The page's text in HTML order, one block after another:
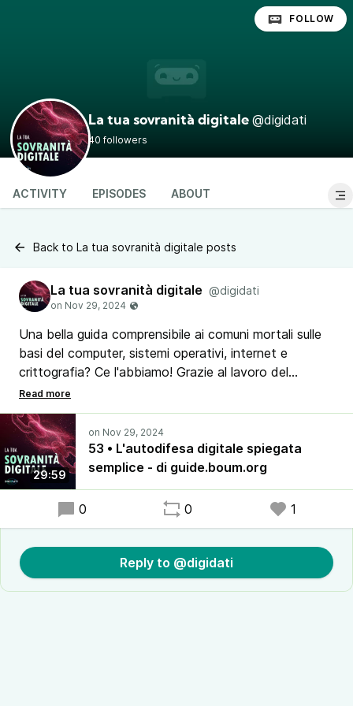
La tua sovranità digitale @digidati
40 followers
FOLLOW
ACTIVITY EPISODES ABOUT
Back to La tua sovranità digitale posts
La tua sovranità digitale @digidati
Una bella guida comprensibile ai comuni mortali sulle
basi del computer, sistemi operativi, internet e
crittografia? Ce l'abbiamo! Grazie al lavoro del
collettivo di guide.boum.org e alle magie di traduttori
automatici puoi leggere il manuale gratuitamente in
italiano! Scopri se ti interessa!
29:59
53 • L'autodifesa digitale spiegata
semplice - di guide.boum.org
0 0 1
Reply to @digidati